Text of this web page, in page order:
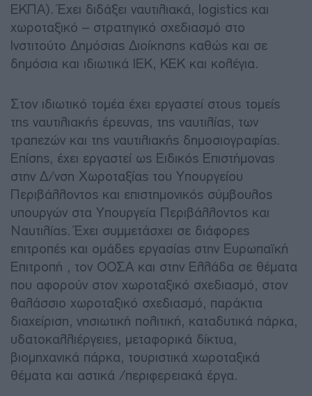
ΕΚΠΑ). Έχει διδάξει ναυτιλιακά, logistics και
χωροταξικό – στρατηγικό σχεδιασμό στο
Ινστιτούτο Δημόσιας Διοίκησης καθώς και σε
δημόσια και ιδιωτικά ΙΕΚ, ΚΕΚ και κολέγια.
Στον ιδιωτικό τομέα έχει εργαστεί στους τομείς
της ναυτιλιακής έρευνας, της ναυτιλίας, των
τραπεζών και της ναυτιλιακής δημοσιογραφίας.
Επίσης, έχει εργαστεί ως Ειδικός Επιστήμονας
στην Δ/νση Χωροταξίας του Υπουργείου
Περιβάλλοντος και επιστημονικός σύμβουλος
υπουργών στα Υπουργεία Περιβάλλοντος και
Ναυτιλίας. Έχει συμμετάσχει σε διάφορες
επιτροπές και ομάδες εργασίας στην Ευρωπαϊκή
Επιτροπή , τον ΟΟΣΑ και στην Ελλάδα σε θέματα
που αφορούν στον χωροταξικό σχεδιασμό, στον
θαλάσσιο χωροταξικό σχεδιασμό, παράκτια
διαχείριση, νησιωτική πολιτική, καταδυτικά πάρκα,
υδατοκαλλιέργειες, μεταφορικά δίκτυα,
βιομηχανικά πάρκα, τουριστικά χωροταξικά
θέματα και αστικά /περιφερειακά έργα.